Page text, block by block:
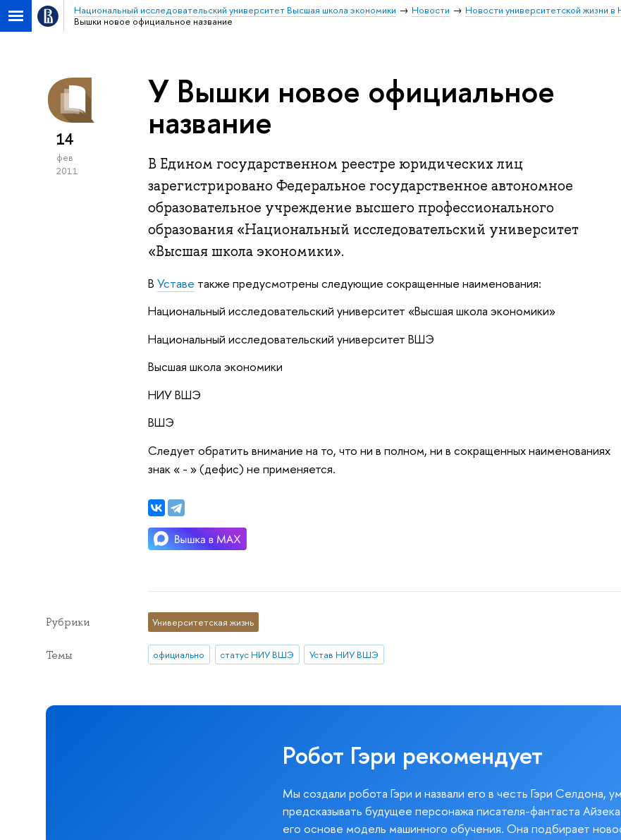
Национальный исследовательский университет Высшая школа экономики Новости Новости университетской жизни
Вышки новое официальное название
14
фев
2011
У Вышки новое официальное
название
В Едином государственном реестре юридических лиц
зарегистрировано Федеральное государственное автономное
образовательное учреждение высшего профессионального
образования «Национальный исследовательский университет
«Высшая школа экономики».
В Уставе также предусмотрены следующие сокращенные наименования:
Национальный исследовательский университет «Высшая школа экономики»
Национальный исследовательский университет ВШЭ
Высшая школа экономики
НИУ ВШЭ
ВШЭ
Следует обратить внимание на то, что ни в полном, ни в сокращенных наименованиях
знак « - » (дефис) не применяется.
Рубрики Университетская жизнь
Темы официально статус НИУ ВШЭ Устав НИУ ВШЭ
Робот Гэри рекомендует
Мы создали робота Гэри и назвали его в честь Гэри Селдона,
предсказывать будущее персонажа писателя-фантаста
его основе модель машинного обучения. Она подбирает